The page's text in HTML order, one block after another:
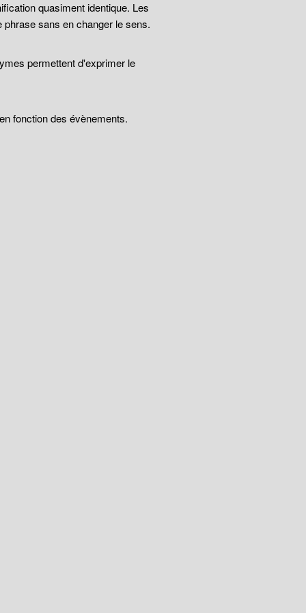
quasiment identique. Les
sans en changer le sens.
permettent d'exprimer le
fonction des évènements.